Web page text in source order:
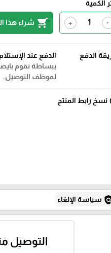
الكمية
-
+
shopping_cart شراء هذا
الدفع
الدفع عند الإستلام
ببساطة نقوم
لموظف التوصيل.
نسخ رابط المنتج
سياسة الإلغاء
التوصيل